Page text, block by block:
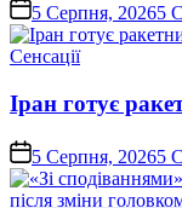
on 5 Серпня, 20265
Опублікувати
Сенсації
Іран готує
on 5 Серпня, 20265